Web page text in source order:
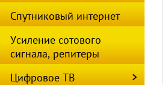
Спутниковый интернет
Усиление сотового
сигнала, репитеры
Цифровое ТВ